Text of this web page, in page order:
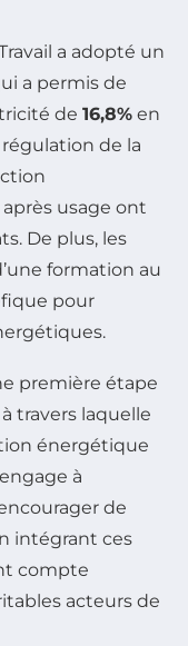
a adopté un
a permis de
de 16,8% en
de la
usage ont
De plus, les
formation au
pour
première étape
travers laquelle
énergétique
à
de
intégrant ces
compte
acteurs de